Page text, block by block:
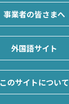
事業者の皆さまへ
外国語サイト
このサイトについて